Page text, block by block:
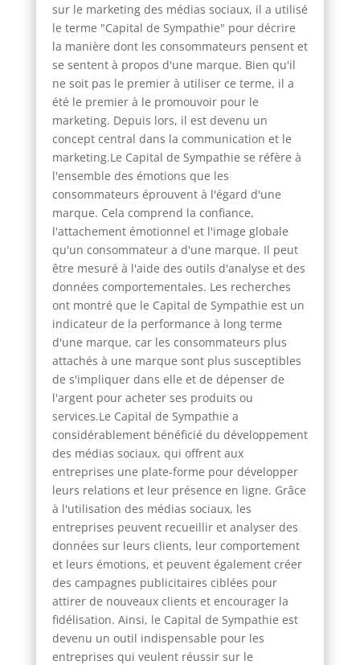
sur le marketing des médias sociaux, il a utilisé
le terme "Capital de Sympathie" pour décrire
la manière dont les consommateurs pensent et
se sentent à propos d'une marque. Bien qu'il
ne soit pas le premier à utiliser ce terme, il a
été le premier à le promouvoir pour le
marketing. Depuis lors, il est devenu un
concept central dans la communication et le
marketing.Le Capital de Sympathie se réfère à
l'ensemble des émotions que les
consommateurs éprouvent à l'égard d'une
marque. Cela comprend la confiance,
l'attachement émotionnel et l'image globale
qu'un consommateur a d'une marque. Il peut
être mesuré à l'aide des outils d'analyse et des
données comportementales. Les recherches
ont montré que le Capital de Sympathie est un
indicateur de la performance à long terme
d'une marque, car les consommateurs plus
attachés à une marque sont plus susceptibles
de s'impliquer dans elle et de dépenser de
l'argent pour acheter ses produits ou
services.Le Capital de Sympathie a
considérablement bénéficié du développement
des médias sociaux, qui offrent aux
entreprises une plate-forme pour développer
leurs relations et leur présence en ligne. Grâce
à l'utilisation des médias sociaux, les
entreprises peuvent recueillir et analyser des
données sur leurs clients, leur comportement
et leurs émotions, et peuvent également créer
des campagnes publicitaires ciblées pour
attirer de nouveaux clients et encourager la
fidélisation. Ainsi, le Capital de Sympathie est
devenu un outil indispensable pour les
entreprises qui veulent réussir sur le